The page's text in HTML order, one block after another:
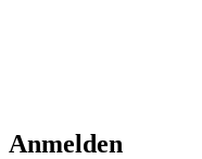
Anmelden